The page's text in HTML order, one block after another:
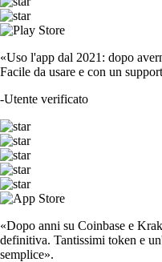
«Uso l'app dal 2021: dopo
Facile da usare e con un
-Utente verificato
«Dopo anni su Coinbase e
definitiva. Tantissimi token e
semplice».